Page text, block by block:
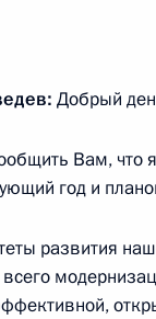
с
Шанцевым
2010 года, 17:00
Добрый
Вам, что
год и
развития